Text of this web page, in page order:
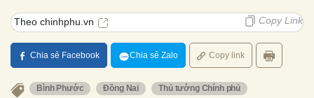
Theo chinhphu.vn Copy Link
Chia sẻ Facebook Chia sẻ Zalo Copy link
Bình Phước Đồng Nai Thủ tướng Chính phủ